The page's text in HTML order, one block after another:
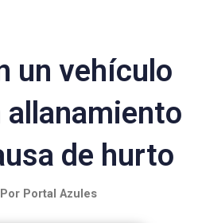
un vehículo
allanamiento
de hurto
Portal Azules